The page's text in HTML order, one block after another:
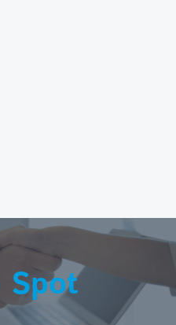
Spot